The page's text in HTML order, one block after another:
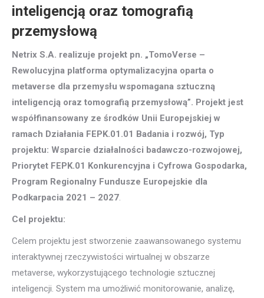
inteligencją oraz tomografią
przemysłową
Netrix S.A. realizuje projekt pn. „TomoVerse –
Rewolucyjna platforma optymalizacyjna oparta o
metaverse dla przemysłu wspomagana sztuczną
inteligencją oraz tomografią przemysłową”. Projekt jest
współfinansowany ze środków Unii Europejskiej w
ramach Działania FEPK.01.01 Badania i rozwój, Typ
projektu: Wsparcie działalności badawczo-rozwojowej,
Priorytet FEPK.01 Konkurencyjna i Cyfrowa Gospodarka,
Program Regionalny Fundusze Europejskie dla
Podkarpacia 2021 – 2027.
Cel projektu:
Celem projektu jest stworzenie zaawansowanego systemu
interaktywnej rzeczywistości wirtualnej w obszarze
metaverse, wykorzystującego technologie sztucznej
inteligencji. System ma umożliwić monitorowanie, analizę,